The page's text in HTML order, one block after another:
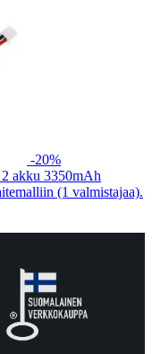
-20%
akku 3350mAh
(1 valmistajaa).